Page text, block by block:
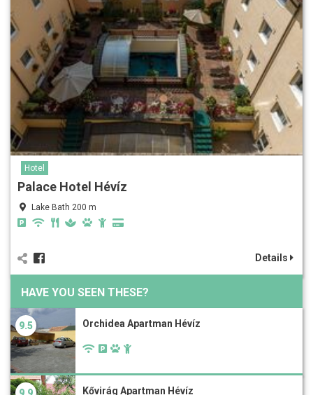
Hotel
Palace Hotel Hévíz
Lake Bath 200 m
Details
HAVE YOU SEEN THESE?
9.5 Orchidea Apartman Hévíz
Kővirág Apartman Hévíz